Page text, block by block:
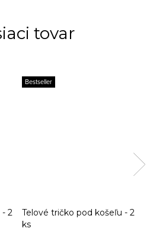
tovar
2
Bestseller
Telové tričko pod košeľu - 2
ks